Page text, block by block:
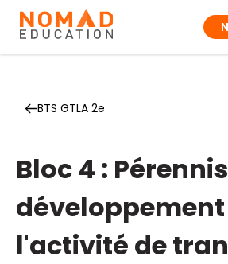
BTS GTLA 2e
Bloc 4 :
l'activité de